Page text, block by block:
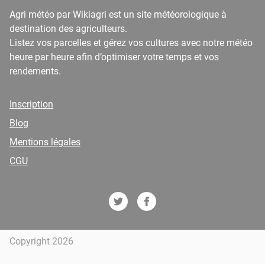
Agri météo par Wikiagri est un site météorologique à
destination des agriculteurs.
Listez vos parcelles et gérez vos cultures avec notre météo
heure par heure afin d’optimiser votre temps et vos
rendements.
Inscription
Blog
Mentions légales
CGU
Copyright 2026